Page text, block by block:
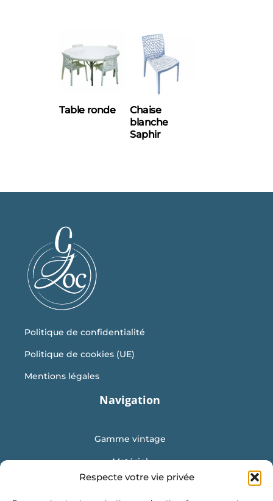
Respecte votre vie privée
plusieurs
variations.
Les
options
produit
Table ronde
Chaise
blanche
Saphir
Politique de confidentialité
Politique de cookies (UE)
Mentions légales
Navigation
Gamme vintage
Matériel